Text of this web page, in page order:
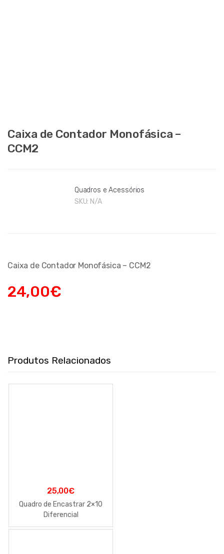
Caixa de Contador Monofásica –
CCM2
Quadros e Acessórios
SKU: N/A
Caixa de Contador Monofásica – CCM2
24,00€
Produtos Relacionados
25,00€
Quadro de Encastrar 2×10
Diferencial